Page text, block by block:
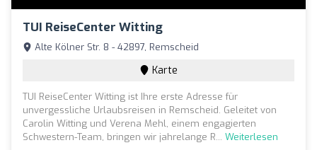
TUI ReiseCenter Witting
Alte Kölner Str. 8 - 42897, Remscheid
Karte
TUI ReiseCenter Witting ist Ihre erste Adresse für
unvergessliche Urlaubsreisen in Remscheid. Geleitet von
Carolin Witting und Verena Mehl, einem engagierten
Schwestern-Team, bringen wir jahrelange R... Weiterlesen